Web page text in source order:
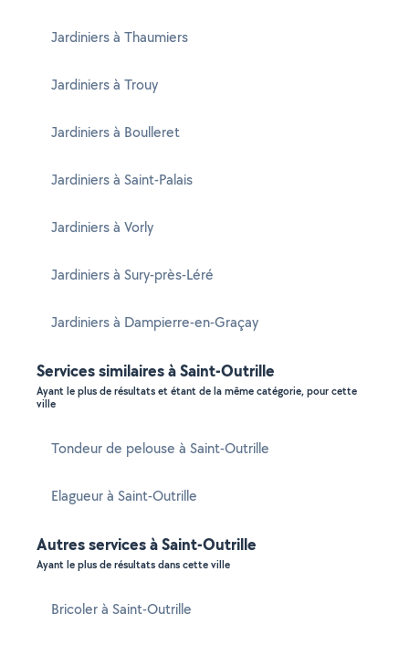
Jardiniers à Thaumiers
Jardiniers à Trouy
Jardiniers à Boulleret
Jardiniers à Saint-Palais
Jardiniers à Vorly
Jardiniers à Sury-près-Léré
Jardiniers à Dampierre-en-Graçay
Services similaires à Saint-Outrille
Ayant le plus de résultats et étant de la même catégorie, pour cette
ville
Tondeur de pelouse à Saint-Outrille
Elagueur à Saint-Outrille
Autres services à Saint-Outrille
Ayant le plus de résultats dans cette ville
Bricoler à Saint-Outrille